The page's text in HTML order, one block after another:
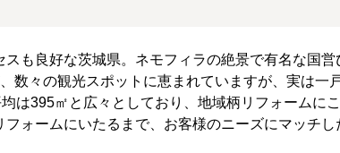
も良好な茨城県。ネモフィラの絶景で有名な国
数々の観光スポットに恵まれていますが、実は
は395㎡と広々としており、地域柄リフォームに
ォームにいたるまで、お客様のニーズにマッチし